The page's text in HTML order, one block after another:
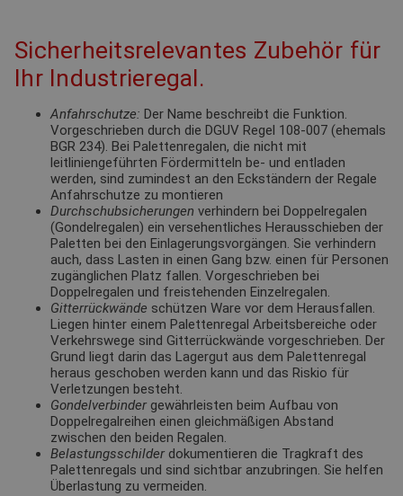
Sicherheitsrelevantes Zubehör für
Ihr Industrieregal.
Anfahrschutze: Der Name beschreibt die Funktion.
Vorgeschrieben durch die DGUV Regel 108-007 (ehemals
BGR 234). Bei Palettenregalen, die nicht mit
leitliniengeführten Fördermitteln be- und entladen
werden, sind zumindest an den Eckständern der Regale
Anfahrschutze zu montieren
Durchschubsicherungen verhindern bei Doppelregalen
(Gondelregalen) ein versehentliches Herausschieben der
Paletten bei den Einlagerungsvorgängen. Sie verhindern
auch, dass Lasten in einen Gang bzw. einen für Personen
zugänglichen Platz fallen. Vorgeschrieben bei
Doppelregalen und freistehenden Einzelregalen.
Gitterrückwände schützen Ware vor dem Herausfallen.
Liegen hinter einem Palettenregal Arbeitsbereiche oder
Verkehrswege sind Gitterrückwände vorgeschrieben. Der
Grund liegt darin das Lagergut aus dem Palettenregal
heraus geschoben werden kann und das Riskio für
Verletzungen besteht.
Gondelverbinder gewährleisten beim Aufbau von
Doppelregalreihen einen gleichmäßigen Abstand
zwischen den beiden Regalen.
Belastungsschilder dokumentieren die Tragkraft des
Palettenregals und sind sichtbar anzubringen. Sie helfen
Überlastung zu vermeiden.